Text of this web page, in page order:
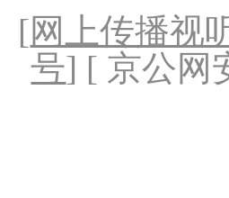
[网上传播视
号] [ 京公网